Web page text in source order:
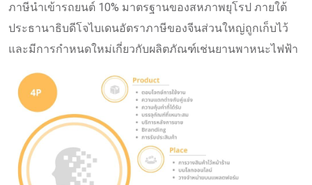
ภาษีนำเข้ารถยนต์ 10% มาตรฐานของสหภาพยุโรป ภายใต้
ประธานาธิบดีโจไบเดนอัตราภาษีของจีนส่วนใหญ่ถูกเก็บไว้
และมีการกำหนดใหม่เกี่ยวกับผลิตภัณฑ์เช่นยานพาหนะไฟฟ้า